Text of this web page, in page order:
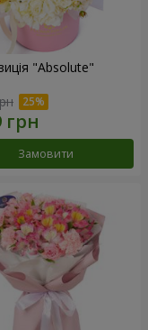
"Absolute"
Замовити